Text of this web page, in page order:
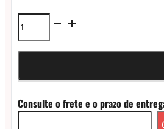
Coil
Wotofo
Fused
Consulte o frete e o prazo de